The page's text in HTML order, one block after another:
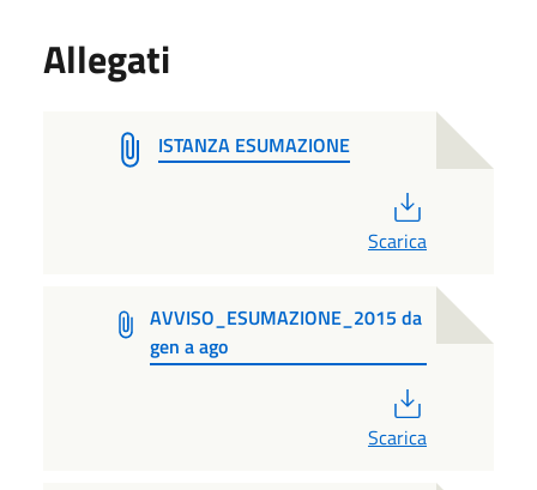
Allegati
ISTANZA ESUMAZIONE
Scarica
AVVISO_ESUMAZIONE_2015 da
gen a ago
Scarica